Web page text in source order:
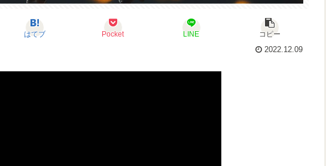
はてブ Pocket LINE
コピー
2022.12.09